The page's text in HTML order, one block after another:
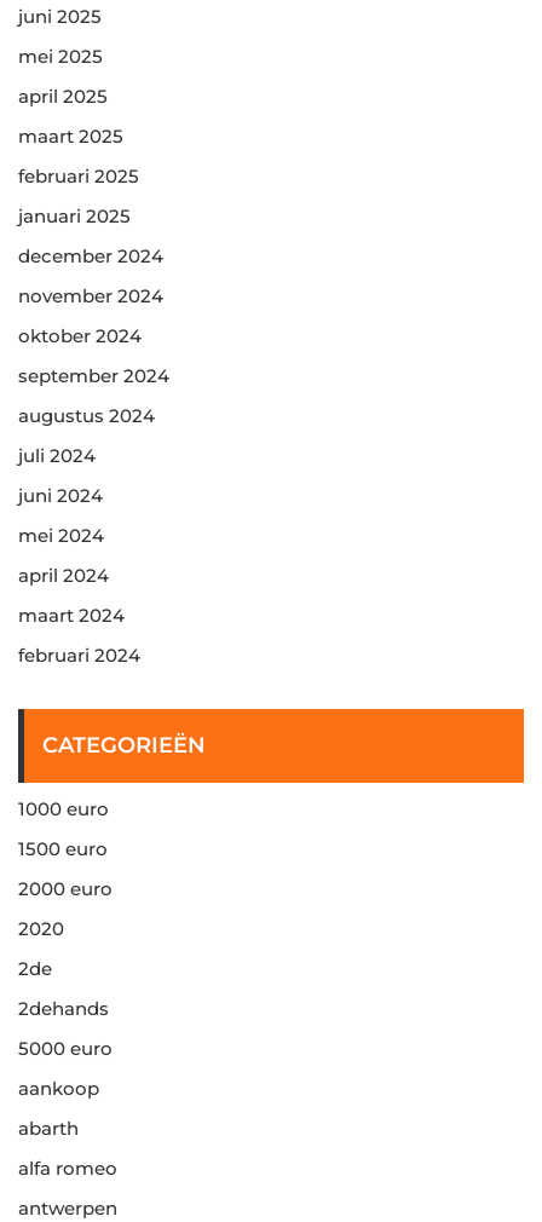
juni 2025
mei 2025
april 2025
maart 2025
februari 2025
januari 2025
december 2024
november 2024
oktober 2024
september 2024
augustus 2024
juli 2024
juni 2024
mei 2024
april 2024
maart 2024
februari 2024
CATEGORIEËN
1000 euro
1500 euro
2000 euro
2020
2de
2dehands
5000 euro
aankoop
abarth
alfa romeo
antwerpen